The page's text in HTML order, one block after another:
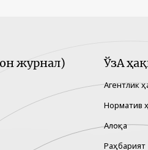
журнал) ЎзА
Агентлик
Норматив
Алоқа
Раҳбарият